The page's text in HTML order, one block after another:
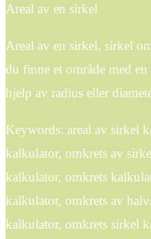
Areal av en sirkel
Areal av en sirkel, sirkel
du finne et område med
hjelp av radius eller
Keywords: areal av sirkel
kalkulator, omkrets av
kalkulator, omkrets
kalkulator, omkrets av
kalkulator, omkrets sirkel